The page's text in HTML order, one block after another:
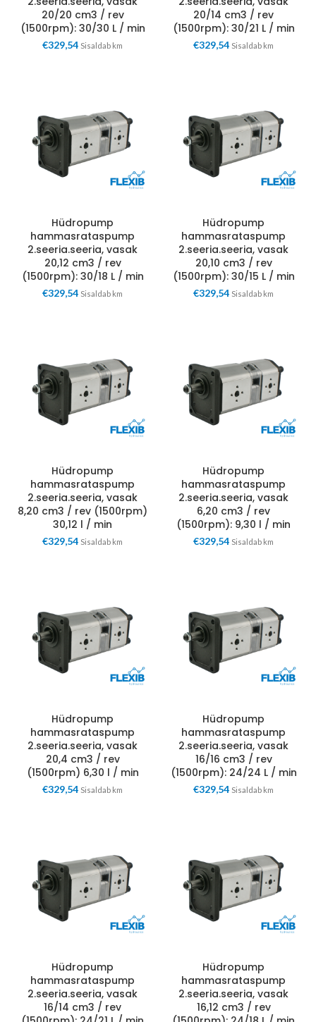
20/20 cm3 / rev
(1500rpm): 30/30 L / min
€329,54 Sisaldab km
20/14 cm3 / rev
(1500rpm): 30/21 L / min
€329,54 Sisaldab km
Hüdropump
hammasrataspump
2.seeria.seeria, vasak
20,12 cm3 / rev
(1500rpm): 30/18 L / min
€329,54 Sisaldab km
Hüdropump
hammasrataspump
2.seeria.seeria, vasak
20,10 cm3 / rev
(1500rpm): 30/15 L / min
€329,54 Sisaldab km
Hüdropump
hammasrataspump
2.seeria.seeria, vasak
8,20 cm3 / rev (1500rpm)
30,12 l / min
€329,54 Sisaldab km
Hüdropump
hammasrataspump
2.seeria.seeria, vasak
6,20 cm3 / rev
(1500rpm): 9,30 l / min
€329,54 Sisaldab km
Hüdropump
hammasrataspump
2.seeria.seeria, vasak
20,4 cm3 / rev
(1500rpm) 6,30 l / min
€329,54 Sisaldab km
Hüdropump
hammasrataspump
2.seeria.seeria, vasak
16/16 cm3 / rev
(1500rpm): 24/24 L / min
€329,54 Sisaldab km
Hüdropump
hammasrataspump
2.seeria.seeria, vasak
16/14 cm3 / rev
Hüdropump
hammasrataspump
2.seeria.seeria, vasak
16,12 cm3 / rev